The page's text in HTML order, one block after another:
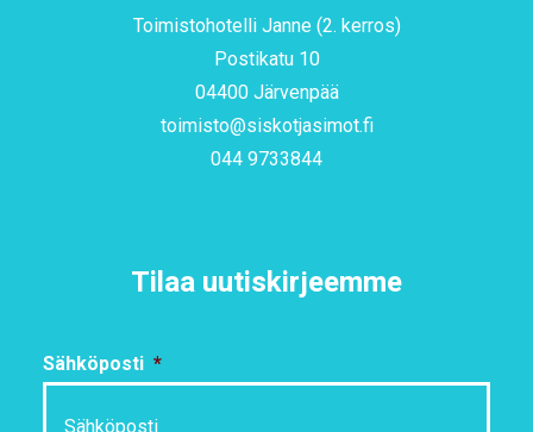
Toimistohotelli Janne (2. kerros)
Postikatu 10
04400 Järvenpää
toimisto@siskotjasimot.fi
044 9733844
Tilaa uutiskirjeemme
Sähköposti *